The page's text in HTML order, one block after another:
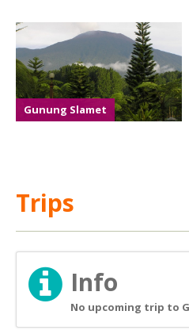
Gunung Slamet
Trips
Info
No upcoming trip to